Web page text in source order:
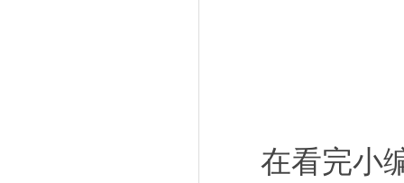
在看完小